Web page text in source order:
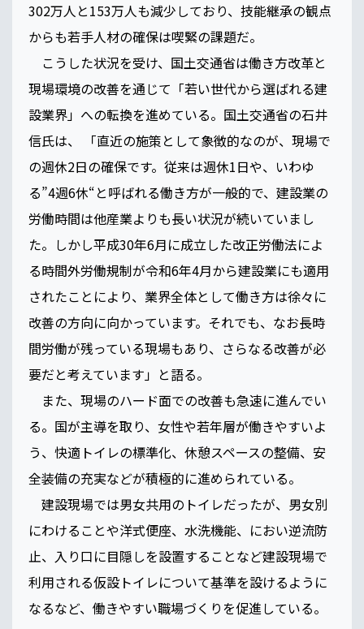
302万人と153万人も減少しており、技能継承の観点
からも若手人材の確保は喫緊の課題だ。
こうした状況を受け、国土交通省は働き方改革と
現場環境の改善を通じて「若い世代から選ばれる建
設業界」への転換を進めている。国土交通省の石井
信氏は、 「直近の施策として象徴的なのが、現場で
の週休2日の確保です。従来は週休1日や、いわゆ
る”4週6休“と呼ばれる働き方が一般的で、建設業の
労働時間は他産業よりも長い状況が続いていまし
た。しかし平成30年6月に成立した改正労働法によ
る時間外労働規制が令和6年4月から建設業にも適用
されたことにより、業界全体として働き方は徐々に
改善の方向に向かっています。それでも、なお長時
間労働が残っている現場もあり、さらなる改善が必
要だと考えています」と語る。
また、現場のハード面での改善も急速に進んでい
る。国が主導を取り、女性や若年層が働きやすいよ
う、快適トイレの標準化、休憩スペースの整備、安
全装備の充実などが積極的に進められている。
建設現場では男女共用のトイレだったが、男女別
にわけることや洋式便座、水洗機能、におい逆流防
止、入り口に目隠しを設置することなど建設現場で
利用される仮設トイレについて基準を設けるように
なるなど、働きやすい職場づくりを促進している。